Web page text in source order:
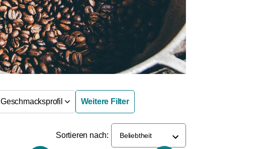
Geschmacksprofil Weitere Filter
Sortieren nach: Beliebtheit